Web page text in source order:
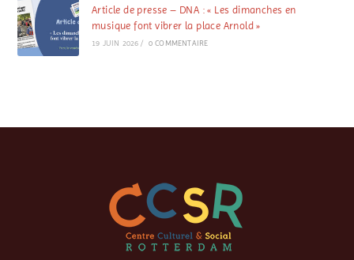
Article de presse – DNA : « Les dimanches en
musique font vibrer la place Arnold »
19 JUIN 2026 / 0 COMMENTAIRE